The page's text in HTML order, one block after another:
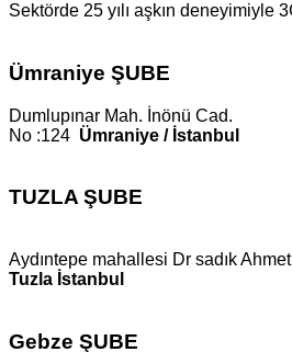
Sektörde 25 yılı aşkın deneyimiyle
Ümraniye ŞUBE
Dumlupınar Mah. İnönü Cad.
No :124 Ümraniye / İstanbul
TUZLA ŞUBE
Aydıntepe mahallesi Dr sadık
Tuzla İstanbul
Gebze ŞUBE